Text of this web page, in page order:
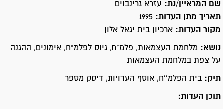
שם המראיין/נת: עזרא גרינבוים
תאריך מתן העדות: 1995
מקור העדות: ארכיון בית יגאל אלון
נושא: מלחמת העצמאות, פלמ"ח, גיוס לפלמ"ח, אימונים, ההגנה
על צפת במלחמת העצמאות
תיק: בית הפלמ''ח, אוסף העדויות, דיסק מספר
תוכן העדות: